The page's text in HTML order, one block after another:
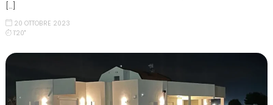
[…]
20 OTTOBRE 2023
1'20''